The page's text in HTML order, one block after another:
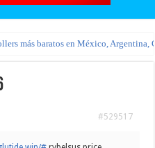
más baratos en México, Argentina,
#529517